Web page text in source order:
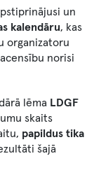
un
kalendāru, kas
organizatoru
norisi
lēma LDGF
skaits
papildus tika
šajā